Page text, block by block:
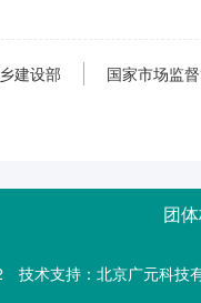
建设部 国家市场监
团
技术支持：北京广元科技